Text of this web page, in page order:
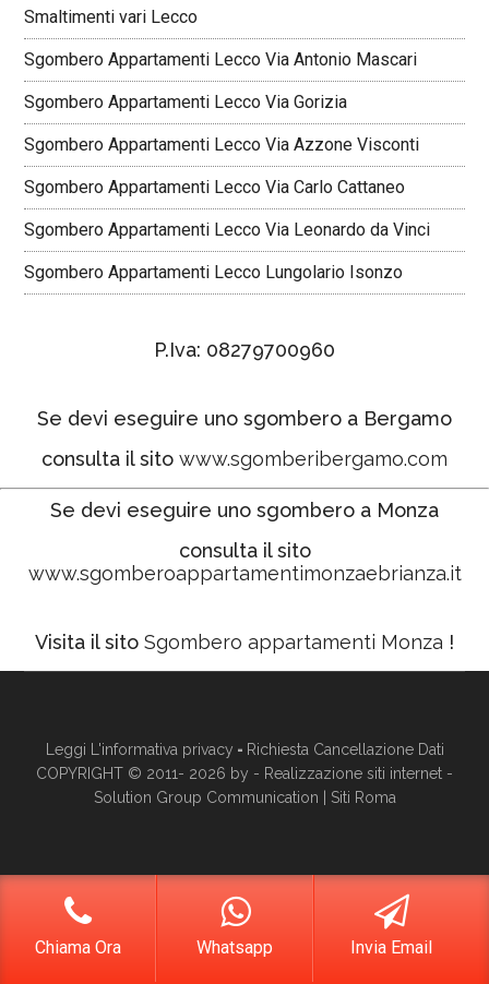
Smaltimenti vari Lecco
Sgombero Appartamenti Lecco Via Antonio Mascari
Sgombero Appartamenti Lecco Via Gorizia
Sgombero Appartamenti Lecco Via Azzone Visconti
Sgombero Appartamenti Lecco Via Carlo Cattaneo
Sgombero Appartamenti Lecco Via Leonardo da Vinci
Sgombero Appartamenti Lecco Lungolario Isonzo
P.Iva: 08279700960
Se devi eseguire uno sgombero a Bergamo
consulta il sito www.sgomberibergamo.com
Se devi eseguire uno sgombero a Monza
consulta il sito
www.sgomberoappartamentimonzaebrianza.it
Visita il sito Sgombero appartamenti Monza !
Leggi L'informativa privacy - Richiesta Cancellazione Dati
COPYRIGHT © 2011- 2026 by - Realizzazione siti internet -
Solution Group Communication
Siti Roma
Chiama Ora Whatsapp Invia Email